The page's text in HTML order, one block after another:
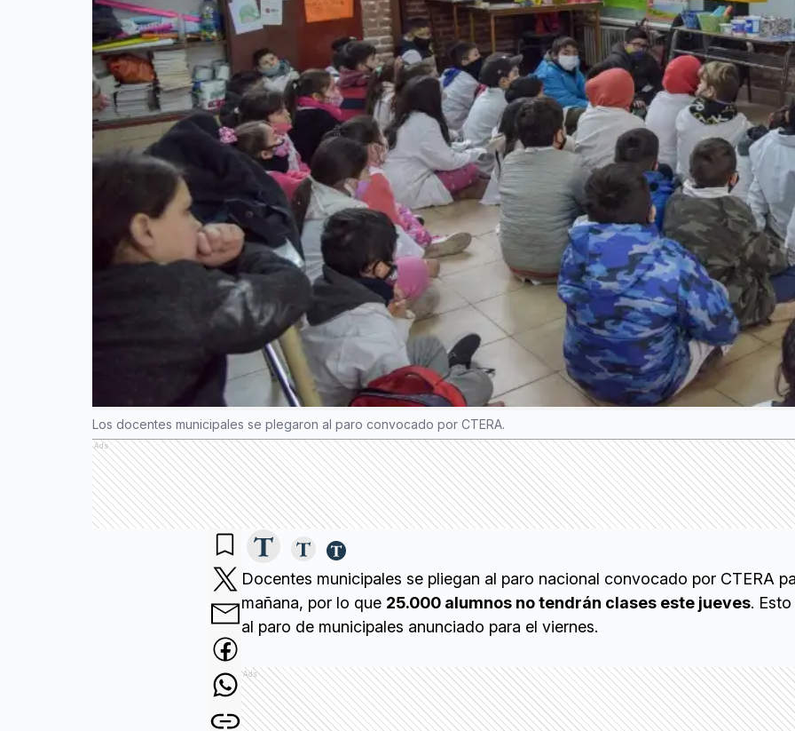
Los docentes municipales se plegaron al paro convocado por CTERA.
Ads
Docentes municipales se pliegan al paro nacional convocado por CTERA
mañana, por lo que 25.000 alumnos no tendrán clases este jueves.
al paro de municipales anunciado para el viernes.
Ads